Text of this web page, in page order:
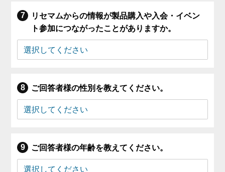
リセマムからの情報が製品購入や入会・イベン
ト参加につながったことがありますか。
ご回答者様の性別を教えてください。
ご回答者様の年齢を教えてください。